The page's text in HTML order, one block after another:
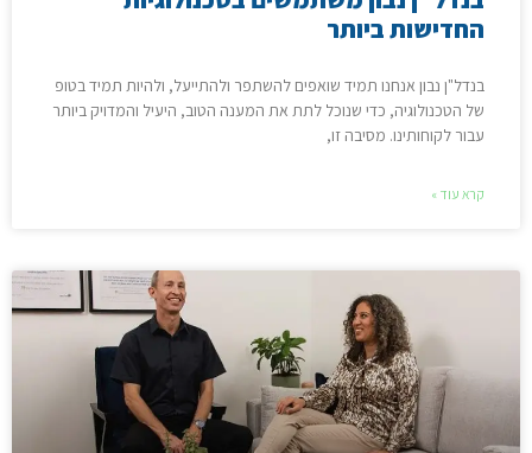
החדישות ביותר
בנדל"ן נבון אנחנו תמיד שואפים להשתפר ולהתייעל, ולהיות תמיד בטופ
של הטכנולוגיה, כדי שנוכל לתת את המענה הטוב, היעיל והמדויק ביותר
עבור לקוחותינו. מסיבה זו,
קרא עוד »